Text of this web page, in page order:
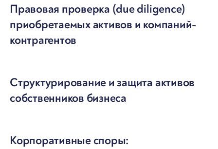
Правовая проверка (due diligence)
приобретаемых активов и компаний-
контрагентов
Структурирование и защита активов
собственников бизнеса
Корпоративные споры: